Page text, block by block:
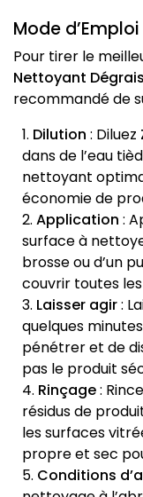
Mode d’Emploi
Pour tirer le
Nettoyant
recommandé de
Dilution : Diluez
dans de l’eau
nettoyant
économie de
Application :
surface à
brosse ou d’un
couvrir toutes
Laisser agir:
quelques
pénétrer et de
pas le produit
Rinçage:
résidus de
les surfaces
propre et sec
Conditions